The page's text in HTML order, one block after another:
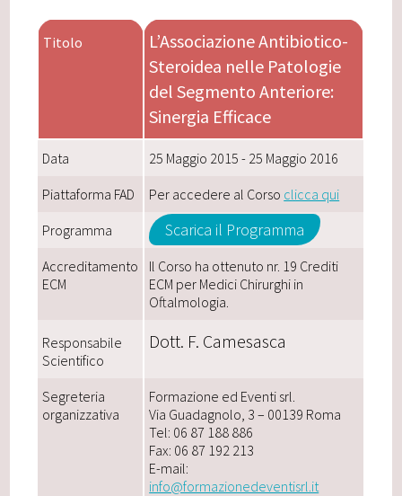
Titolo
L’Associazione Antibiotico-
Steroidea nelle Patologie
del Segmento Anteriore:
Sinergia Efficace
Data
25 Maggio 2015 - 25 Maggio 2016
Piattaforma FAD
Per accedere al Corso clicca qui
Programma
Scarica il Programma
Accreditamento
ECM
Il Corso ha ottenuto nr. 19 Crediti
ECM per Medici Chirurghi in
Oftalmologia.
Responsabile
Scientifico
Dott. F. Camesasca
Segreteria
organizzativa
Formazione ed Eventi srl.
Via Guadagnolo, 3 – 00139 Roma
Tel: 06 87 188 886
Fax: 06 87 192 213
E-mail:
info@formazionedeventisrl.it